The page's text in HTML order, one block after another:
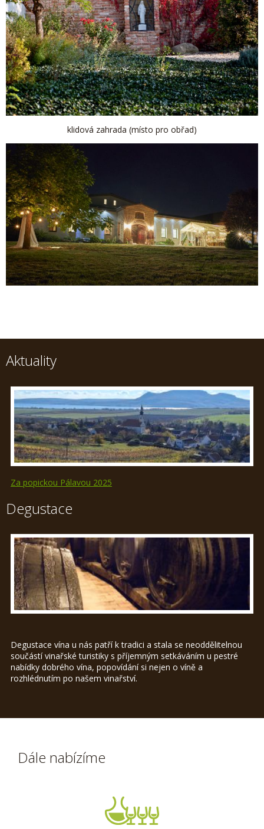
klidová zahrada (místo pro obřad)
Aktuality
Za popickou Pálavou 2025
Degustace
Degustace vína u nás patří k tradici a stala se neoddělitelnou
součástí vinařské turistiky s příjemným setkáváním u pestré
nabídky dobrého vína, popovídání si nejen o víně a
rozhlédnutím po našem vinařství.
Dále nabízíme